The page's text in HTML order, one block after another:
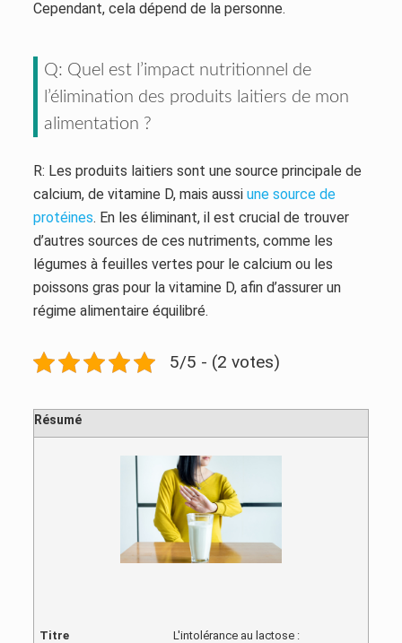
Cependant, cela dépend de la personne.
Q: Quel est l’impact nutritionnel de
l’élimination des produits laitiers de mon
alimentation ?
R: Les produits laitiers sont une source principale de
calcium, de vitamine D, mais aussi une source de
protéines. En les éliminant, il est crucial de trouver
d’autres sources de ces nutriments, comme les
légumes à feuilles vertes pour le calcium ou les
poissons gras pour la vitamine D, afin d’assurer un
régime alimentaire équilibré.
5/5 - (2 votes)
Résumé
Titre
L'intolérance au lactose :